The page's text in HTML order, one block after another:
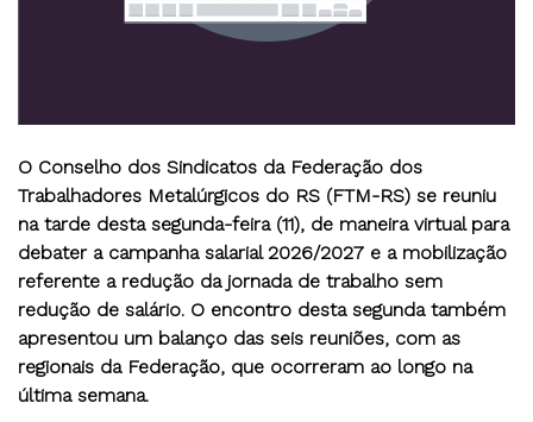
O Conselho dos Sindicatos da Federação dos
Trabalhadores Metalúrgicos do RS (FTM-RS) se reuniu
na tarde desta segunda-feira (11), de maneira virtual para
debater a campanha salarial 2026/2027 e a mobilização
referente a redução da jornada de trabalho sem
redução de salário. O encontro desta segunda também
apresentou um balanço das seis reuniões, com as
regionais da Federação, que ocorreram ao longo na
última semana.